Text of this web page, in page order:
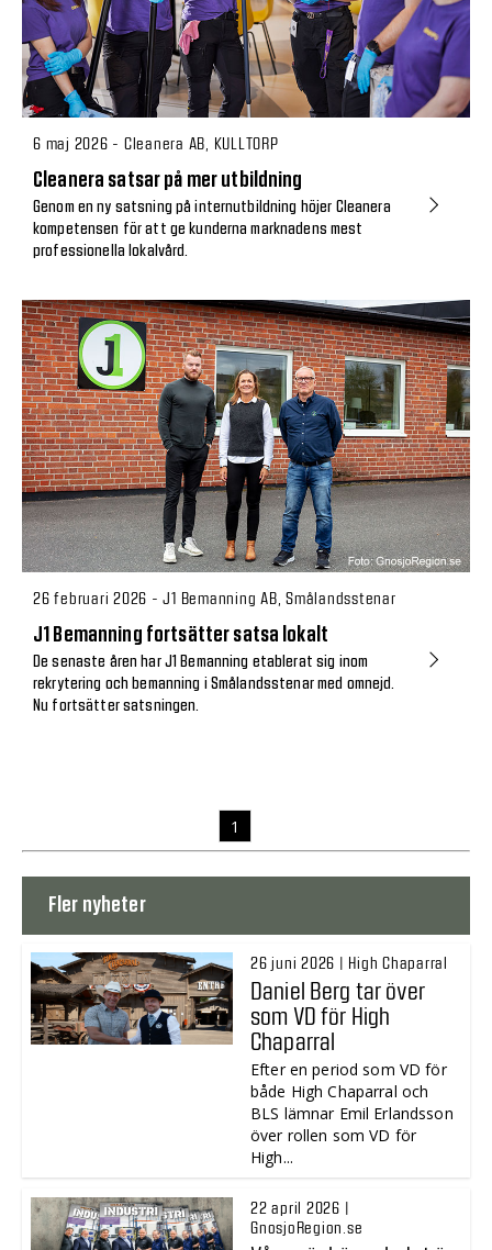
6 maj 2026 - Cleanera AB, KULLTORP
Cleanera satsar på mer utbildning
Genom en ny satsning på internutbildning höjer Cleanera
kompetensen för att ge kunderna marknadens mest
professionella lokalvård.
26 februari 2026 - J1 Bemanning AB, Smålandsstenar
J1 Bemanning fortsätter satsa lokalt
De senaste åren har J1 Bemanning etablerat sig inom
rekrytering och bemanning i Smålandsstenar med omnejd.
Nu fortsätter satsningen.
1
Fler nyheter
26 juni 2026 | High Chaparral
Daniel Berg tar över
som VD för High
Chaparral
Efter en period som VD för
både High Chaparral och
BLS lämnar Emil Erlandsson
över rollen som VD för
High...
22 april 2026 |
GnosjoRegion.se